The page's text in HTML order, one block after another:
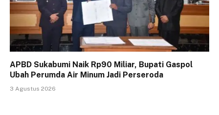
APBD Sukabumi Naik Rp90 Miliar, Bupati Gaspol
Ubah Perumda Air Minum Jadi Perseroda
3 Agustus 2026